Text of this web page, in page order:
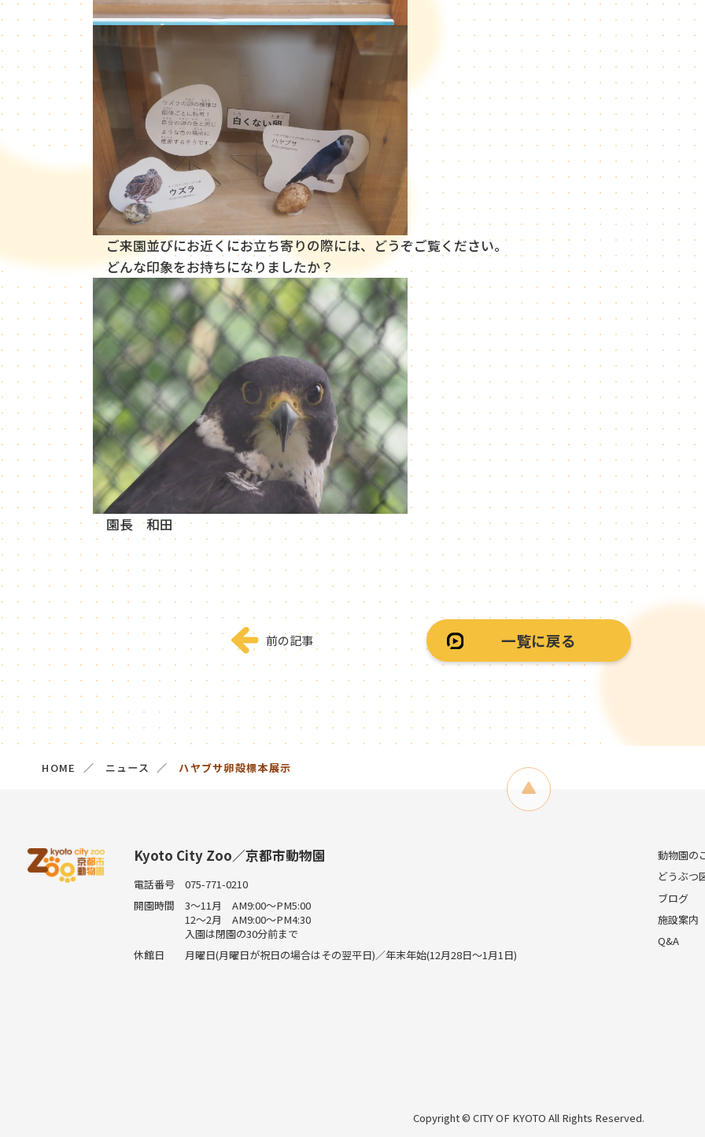
ご来園並びにお近くにお立ち寄りの際には、どうぞご覧ください。
どんな印象をお持ちになりましたか？
園長 和田
前の記事 一覧に戻る
HOME ニュース ハヤブサ卵殻標本展示
Kyoto City Zoo／京都市動物園
電話番号
075-771-0210
開園時間
3～11月 AM9:00～PM5:00
12～2月 AM9:00～PM4:30
入園は閉園の30分前まで
休館日
月曜日(月曜日が祝日の場合はその翌平日)／年末年始(12月28日～1月1日)
動物園の
どうぶつ
ブログ
施設案内
Q&A
Copyright © CITY OF KYOTO All Rights Reserved.